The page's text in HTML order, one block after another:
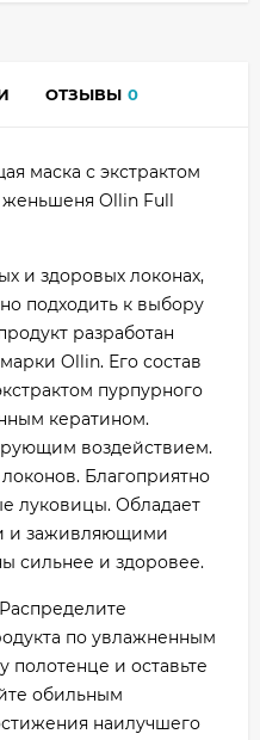
ОТЗЫВЫ 0
маска с экстрактом
Ollin Full
и здоровых локонах,
подходить к выбору
разработан
Ollin. Его состав
пурпурного
кератином.
воздействием.
Благоприятно
луковицы. Обладает
и заживляющими
сильнее и здоровее.
по увлажненным
полотенце и оставьте
обильным
наилучшего